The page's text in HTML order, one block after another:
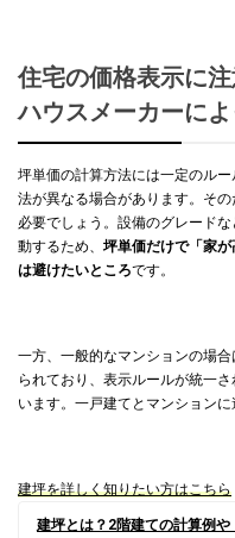
住宅の価格表示に
ハウスメーカーによ
坪単価の計算方法には一定のル
法が異なる場合があります。そ
必要でしょう。設備のグレード
動するため、 坪単価だけで「家
は避けたいところです。
一方、一般的なマンションの場
られており、表示ルールが統一
います。一戸建てとマンション
建坪を詳しく知りたい方はこちら
建坪とは？2階建ての計算例